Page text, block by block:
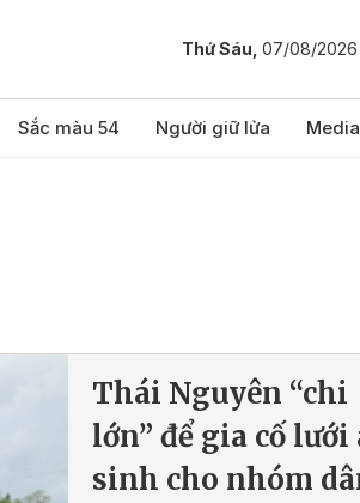
Thứ Sáu, 07/08/2026
Sắc màu 54 Người giữ lửa Media
Thái Nguyên “chi
lớn” để gia cố lưới
sinh cho nhóm